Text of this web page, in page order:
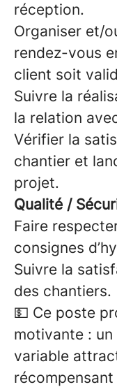
réception.
Organiser et/
rendez-vous
client soit
Suivre la
la relation
Vérifier la
chantier et
projet.
Qualité /
Faire
consignes
Suivre la
des chantiers.
💵 Ce poste
motivante :
variable